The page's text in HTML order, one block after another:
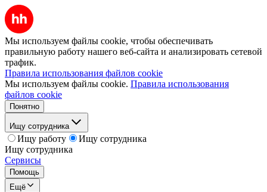
Мы используем файлы cookie, чтобы обеспечивать
правильную работу нашего веб-сайта и анализировать сетевой
трафик.
Правила использования файлов cookie
Мы используем файлы cookie. Правила использования
файлов cookie
Понятно
Ищу сотрудника
Ищу работу
Ищу сотрудника
Ищу сотрудника
Сервисы
Помощь
Ещё